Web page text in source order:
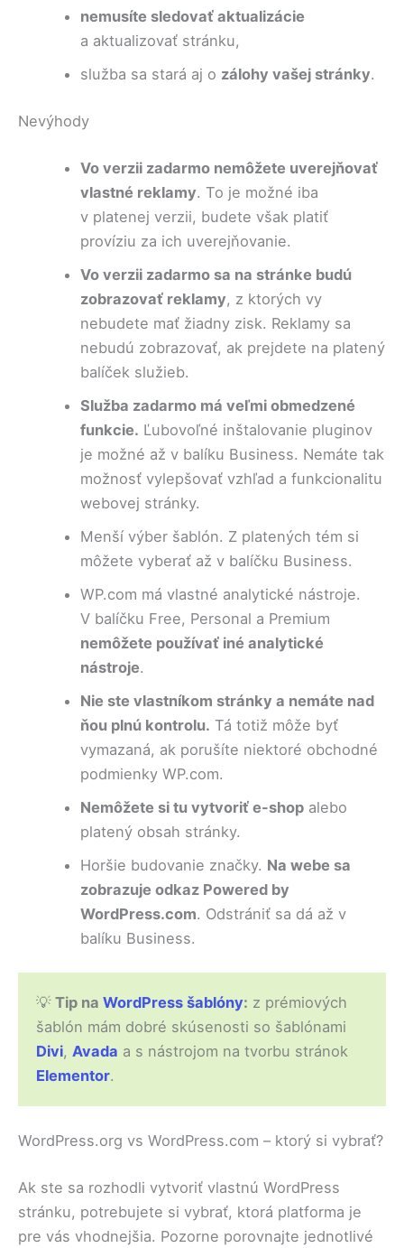
nemusíte sledovať aktualizácie
a aktualizovať stránku,
služba sa stará aj o zálohy vašej stránky.
Nevýhody
Vo verzii zadarmo nemôžete uverejňovať
vlastné reklamy. To je možné iba
v platenej verzii, budete však platiť
províziu za ich uverejňovanie.
Vo verzii zadarmo sa na stránke budú
zobrazovať reklamy, z ktorých vy
nebudete mať žiadny zisk. Reklamy sa
nebudú zobrazovať, ak prejdete na platený
balíček služieb.
Služba zadarmo má veľmi obmedzené
funkcie. Ľubovoľné inštalovanie pluginov
je možné až v balíku Business. Nemáte tak
možnosť vylepšovať vzhľad a funkcionalitu
webovej stránky.
Menší výber šablón. Z platených tém si
môžete vyberať až v balíčku Business.
WP.com má vlastné analytické nástroje.
V balíčku Free, Personal a Premium
nemôžete používať iné analytické
nástroje.
Nie ste vlastníkom stránky a nemáte nad
ňou plnú kontrolu. Tá totiž môže byť
vymazaná, ak porušíte niektoré obchodné
podmienky WP.com.
Nemôžete si tu vytvoriť e-shop alebo
platený obsah stránky.
Horšie budovanie značky. Na webe sa
zobrazuje odkaz Powered by
WordPress.com. Odstrániť sa dá až v
balíku Business.
💡 Tip na WordPress šablóny: z prémiových
šablón mám dobré skúsenosti so šablónami
Divi, Avada a s nástrojom na tvorbu stránok
Elementor.
WordPress.org vs WordPress.com – ktorý si vybrať?
Ak ste sa rozhodli vytvoriť vlastnú WordPress
stránku, potrebujete si vybrať, ktorá platforma je
pre vás vhodnejšia. Pozorne porovnajte jednotlivé